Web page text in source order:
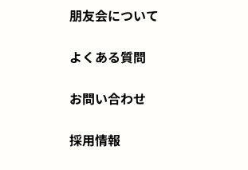
朋友会について
よくある質問
お問い合わせ
採用情報